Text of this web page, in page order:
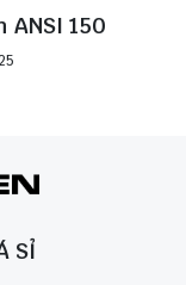
ANSI 150
SỈ